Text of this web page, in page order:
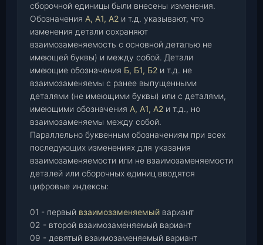
сборочной единицы были внесены изменения.
Обозначения А, А1, А2 и т.д. указывают, что
изменения детали сохраняют
взаимозаменяемость с основной деталью не
имеющей буквы) и между собой. Детали
имеющие обозначения Б, Б1, Б2 и т.д. не
взаимозаменяемы с ранее выпущенными
деталями (не имеющими буквы) или с деталями,
имеющими обозначения А, А1, А2 и т.д., но
взаимозаменяемы между собой.
Параллельно буквенным обозначениям при всех
последующих изменениях для указания
взаимозаменяемости или не взаимозаменяемости
деталей или сборочных единиц вводятся
цифровые индексы:
01 - первый взаимозаменяемый вариант
02 - второй взаимозаменяемый вариант
09 - девятый взаимозаменяемый вариант